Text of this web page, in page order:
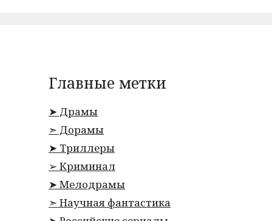
Главные метки
➤ Драмы
➣ Дорамы
➤ Триллеры
➢ Криминал
➤ Мелодрамы
➣ Научная фантастика